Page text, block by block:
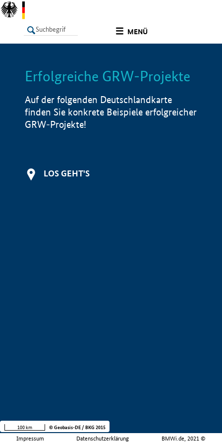
MENÜ
LISTE Info
Erfolgreiche GRW-Projekte
Auf der folgenden Deutschlandkarte
finden Sie konkrete Beispiele erfolgreicher
GRW-Projekte!
LOS GEHT'S
Impressum Datenschutzerklärung BMWi.de, 2021 ©
100 km © Geobasis-DE / BKG 2015